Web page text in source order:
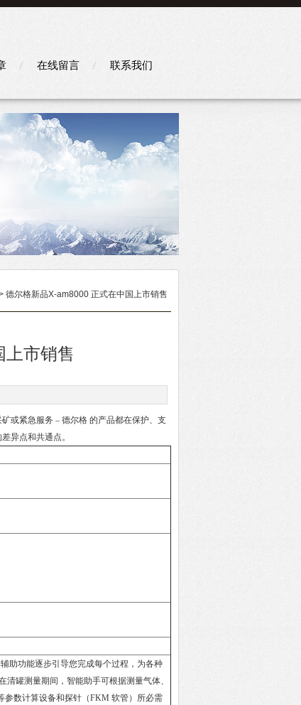
在线留言 联系我们
德尔格新品X-am8000 正式在中国上市销售
上市销售
或紧急服务 – 德尔格 的产品都在保护、支
异点和共通点。
助功能逐步引导您完成每个过程，为各种
清罐测量期间，智能助手可根据测量气体、
参数计算设备和探针（FKM 软管）所必需